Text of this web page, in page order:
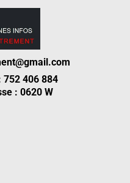
752 406 884
: 0620 W